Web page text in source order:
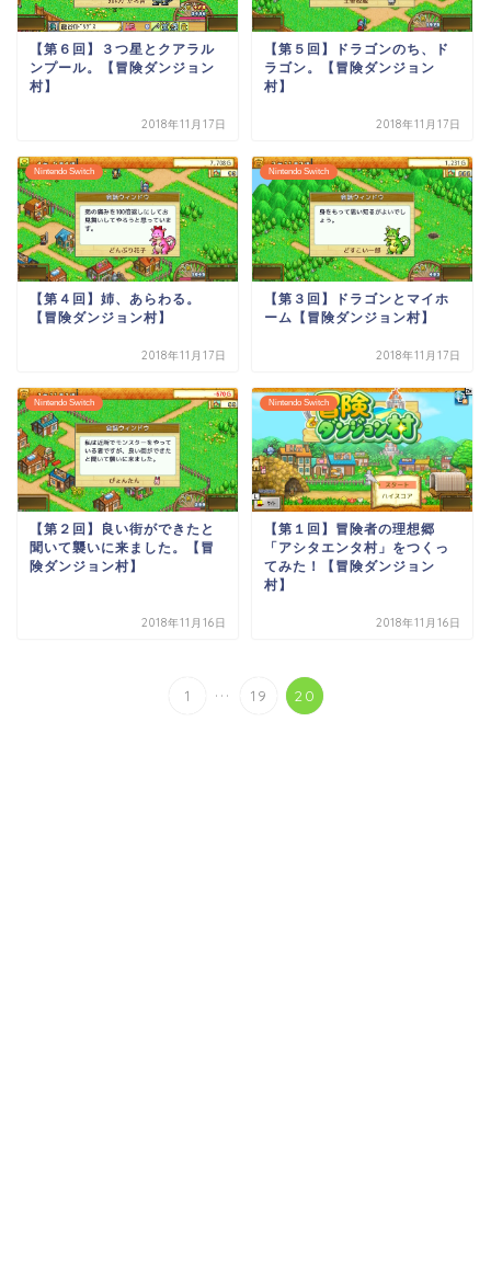
【第６回】３つ星とクアラル
ンプール。【冒険ダンジョン
村】
2018年11月17日
【第５回】ドラゴンのち、ド
ラゴン。【冒険ダンジョン
村】
2018年11月17日
Nintendo Switch
【第４回】姉、あらわる。
【冒険ダンジョン村】
2018年11月17日
Nintendo Switch
【第３回】ドラゴンとマイホ
ーム【冒険ダンジョン村】
2018年11月17日
Nintendo Switch
【第２回】良い街ができたと
聞いて襲いに来ました。【冒
険ダンジョン村】
2018年11月16日
Nintendo Switch
【第１回】冒険者の理想郷
「アシタエンタ村」をつくっ
てみた！【冒険ダンジョン
村】
2018年11月16日
1 ... 19 20